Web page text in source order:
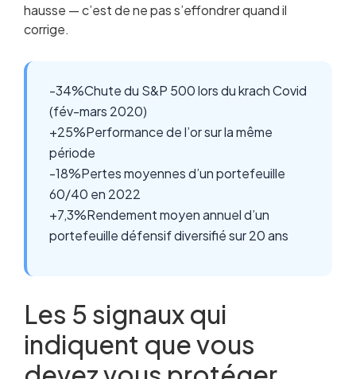
hausse — c’est de ne pas s’effondrer quand il
corrige.
-34%Chute du S&P 500 lors du krach Covid
(fév-mars 2020)
+25%Performance de l’or sur la même
période
-18%Pertes moyennes d’un portefeuille
60/40 en 2022
+7,3%Rendement moyen annuel d’un
portefeuille défensif diversifié sur 20 ans
Les 5 signaux qui
indiquent que vous